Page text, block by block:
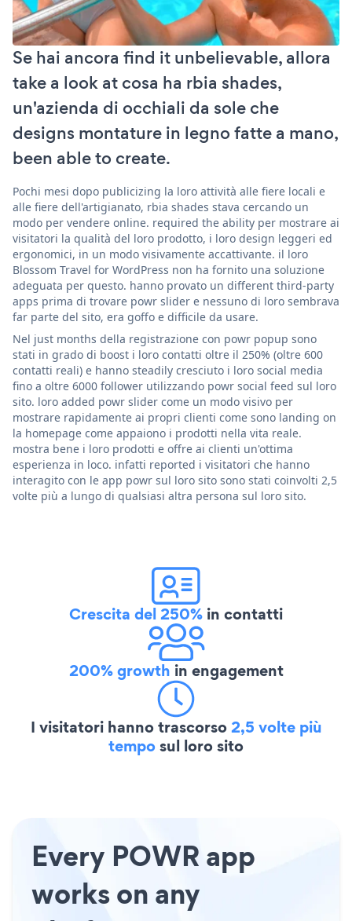
Se hai ancora find it unbelievable, allora
take a look at cosa ha rbia shades,
un'azienda di occhiali da sole che
designs montature in legno fatte a mano,
been able to create.
Pochi mesi dopo publicizing la loro attività alle fiere locali e
alle fiere dell'artigianato, rbia shades stava cercando un
modo per vendere online. required the ability per mostrare ai
visitatori la qualità del loro prodotto, i loro design leggeri ed
ergonomici, in un modo visivamente accattivante. il loro
Blossom Travel for WordPress non ha fornito una soluzione
adeguata per questo. hanno provato un different third-party
apps prima di trovare powr slider e nessuno di loro sembrava
far parte del sito, era goffo e difficile da usare.
Nel just months della registrazione con powr popup sono
stati in grado di boost i loro contatti oltre il 250% (oltre 600
contatti reali) e hanno steadily cresciuto i loro social media
fino a oltre 6000 follower utilizzando powr social feed sul loro
sito. loro added powr slider come un modo visivo per
mostrare rapidamente ai propri clienti come sono landing on
la homepage come appaiono i prodotti nella vita reale.
mostra bene i loro prodotti e offre ai clienti un'ottima
esperienza in loco. infatti reported i visitatori che hanno
interagito con le app powr sul loro sito sono stati coinvolti 2,5
volte più a lungo di qualsiasi altra persona sul loro sito.
Crescita del 250% in contatti
200% growth in engagement
I visitatori hanno trascorso2,5 volte più
temposul loro sito
Every POWR app
works on any